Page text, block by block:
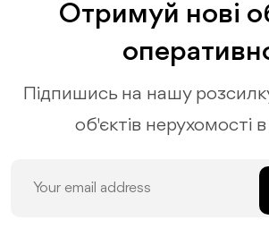
Отримуй нові
Підпишись на нашу
об'єктів нерухомості в